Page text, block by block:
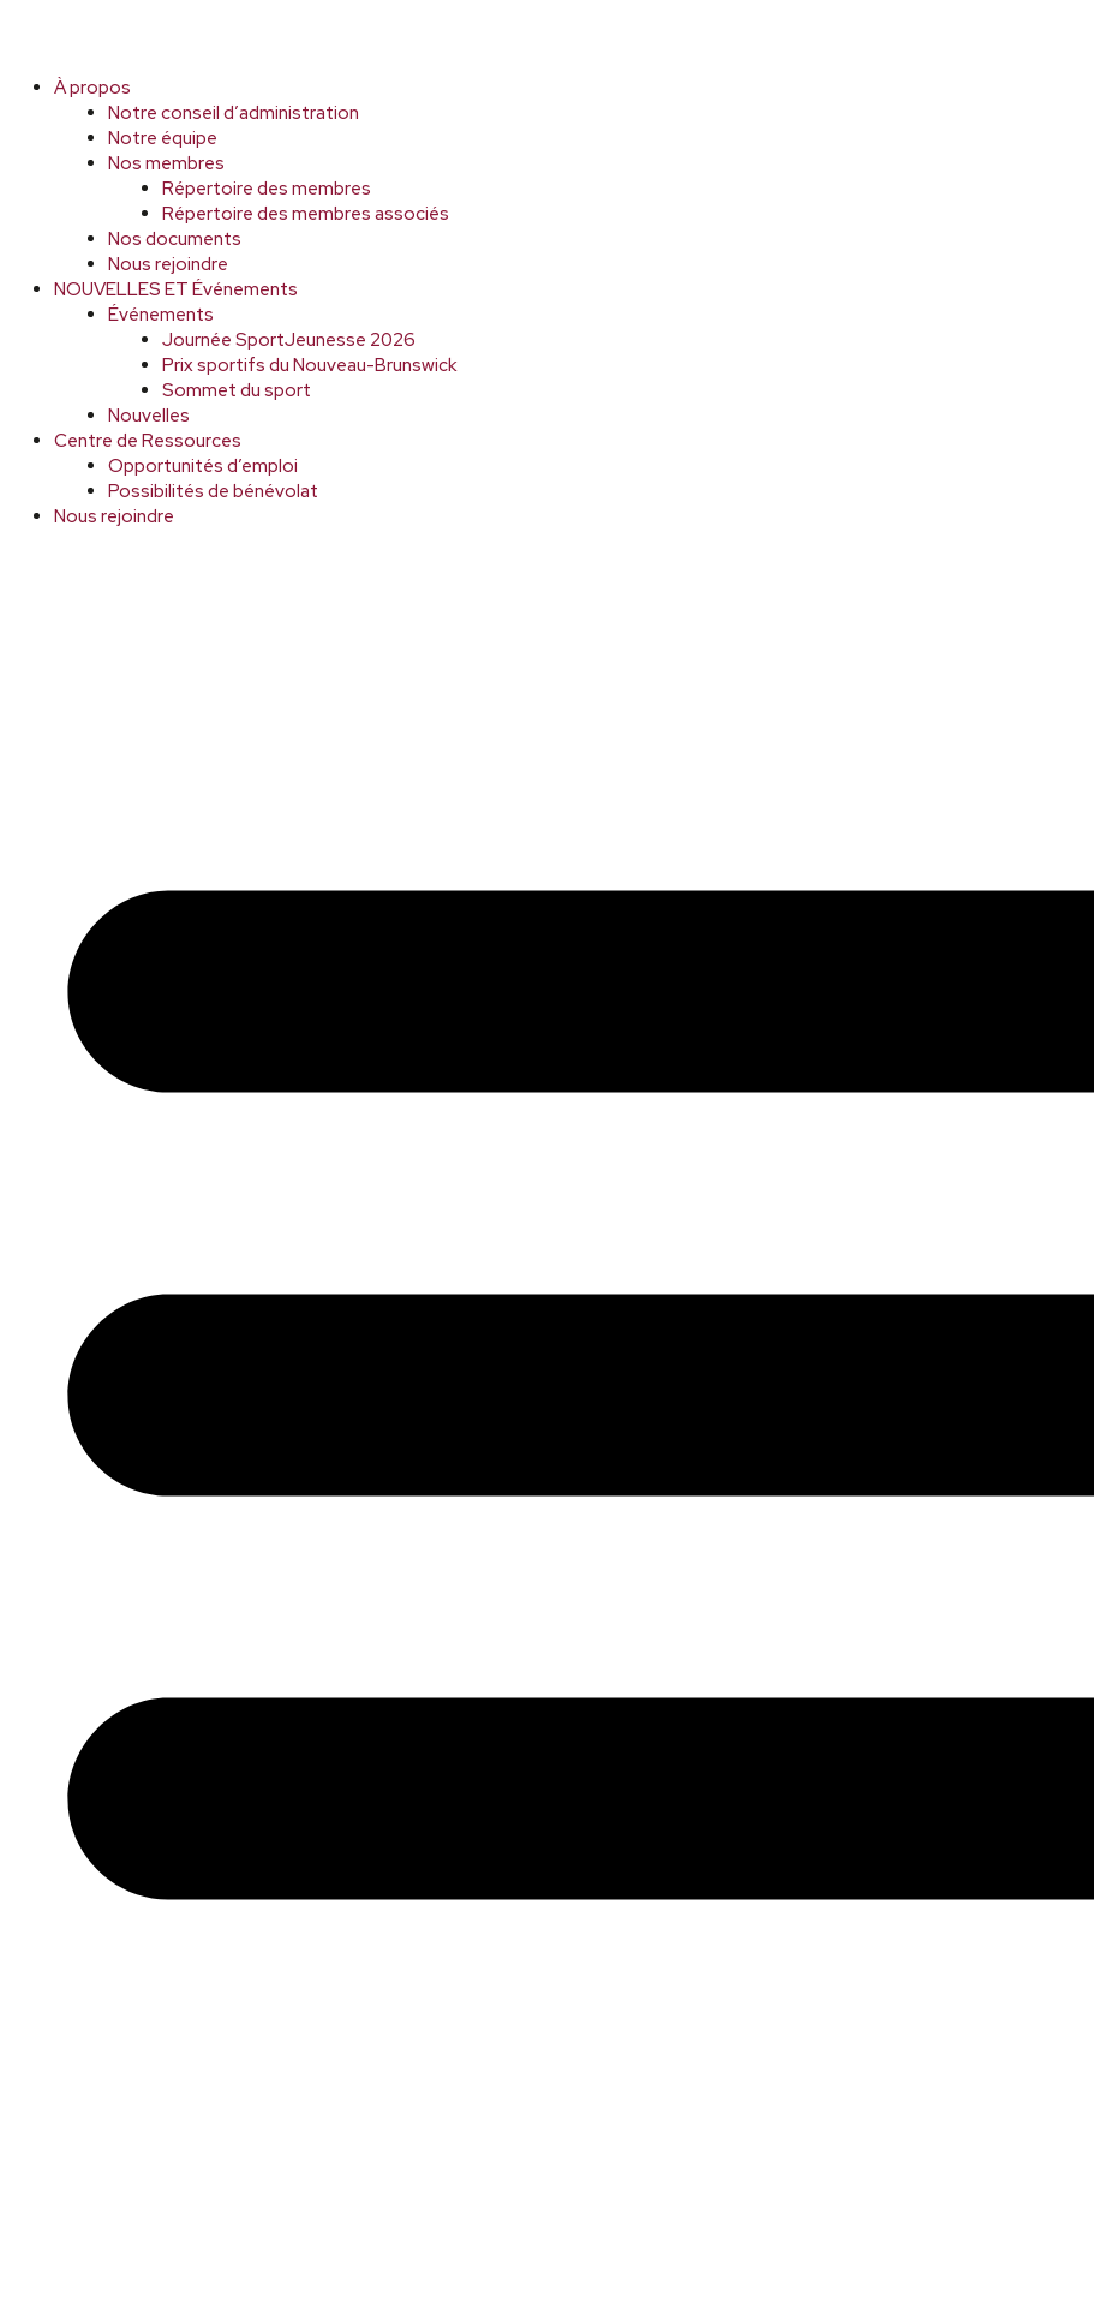
À propos
Notre conseil d’administration
Notre équipe
Nos membres
Répertoire des membres
Répertoire des membres associés
Nos documents
Nous rejoindre
NOUVELLES ET Événements
Événements
Journée SportJeunesse 2026
Prix sportifs du Nouveau-Brunswick
Sommet du sport
Nouvelles
Centre de Ressources
Opportunités d’emploi
Possibilités de bénévolat
Nous rejoindre